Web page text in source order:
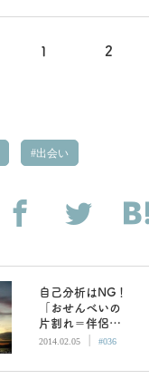
ごすのはも
1 2
出会い
自己分析はNG！
「おせんべいの
片割れ＝伴侶」
に出会う方法／
2014.02.05 | #036